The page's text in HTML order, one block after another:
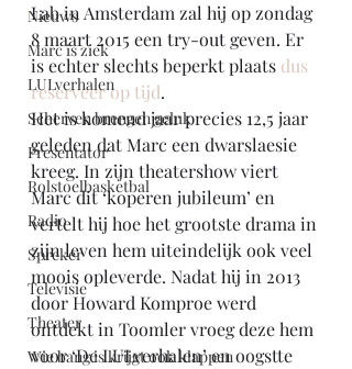
Nieuws
Marc is ziek
LULverhalen
Scherven brengen geluk
Presentator
Rolstoelbasketbal
Radio
Spreker
Televisie
Theater
Wie bang is krijgt ook klappen
Lab in Amsterdam zal hij op zondag
8 maart 2015 een try-out geven. Er
is echter slechts beperkt plaats dus
reserveer op tijd.
Het is komend jaar precies 12,5 jaar
geleden dat Marc een dwarslaesie
kreeg. In zijn theatershow viert
Marc dit ‘koperen jubileum’ en
vertelt hij hoe het grootste drama in
zijn leven hem uiteindelijk ook veel
moois opleverde. Nadat hij in 2013
door Howard Komproe werd
ontdekt in Toomler vroeg deze hem
voor ‘De LULverhalen’ en oogstte